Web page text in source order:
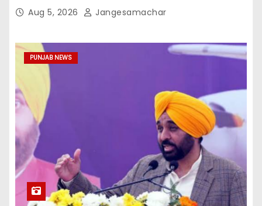
Aug 5, 2026 Jangesamachar
PUNJAB NEWS